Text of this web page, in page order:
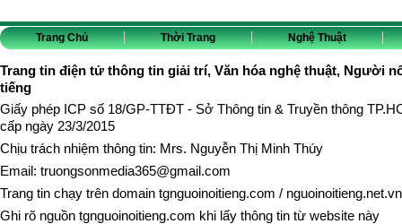
Trang Chủ Thời Trang Nghệ Thuật
Trang tin điện tử thông tin giải trí, Văn hóa nghệ thuật, Người
tiếng
Giấy phép ICP số 18/GP-TTĐT - Sở Thông tin & Truyền thông
cấp ngày 23/3/2015
Chịu trách nhiệm thông tin: Mrs. Nguyễn Thị Minh Thúy
Email: truongsonmedia365@gmail.com
Trang tin chạy trên domain tgnguoinoitieng.com / nguoinoitieng.net.vn
Ghi rõ nguồn tgnguoinoitieng.com khi lấy thông tin từ website này